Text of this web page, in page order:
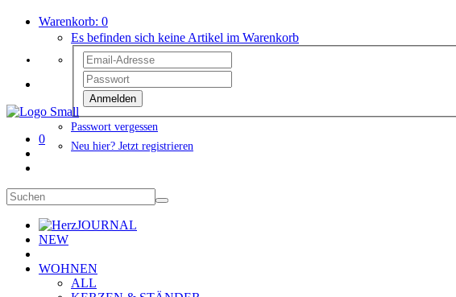
Warenkorb: 0
Es befinden sich keine Artikel im Warenkorb
Anmelden
Passwort vergessen
Neu hier? Jetzt registrieren
0
JOURNAL
NEW
WOHNEN
ALL